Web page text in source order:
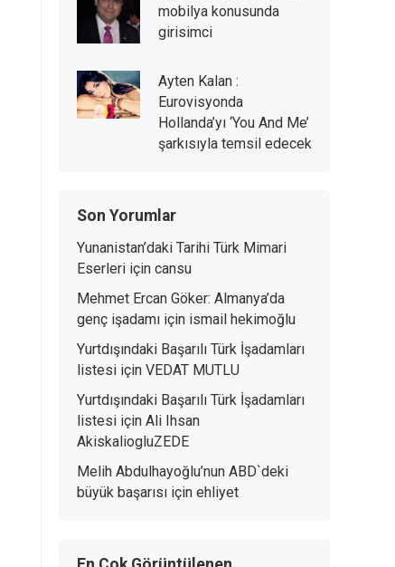
mobilya konusunda
girisimci
Ayten Kalan :
Eurovisyonda
Hollanda’yı ‘You And Me’
şarkısıyla temsil edecek
Son Yorumlar
Yunanistan’daki Tarihi Türk Mimari
Eserleri için cansu
Mehmet Ercan Göker: Almanya’da
genç işadamı için ismail hekimoğlu
Yurtdışındaki Başarılı Türk İşadamları
listesi için VEDAT MUTLU
Yurtdışındaki Başarılı Türk İşadamları
listesi için Ali Ihsan
AkiskaliogluZEDE
Melih Abdulhayoğlu’nun ABD`deki
büyük başarısı için ehliyet